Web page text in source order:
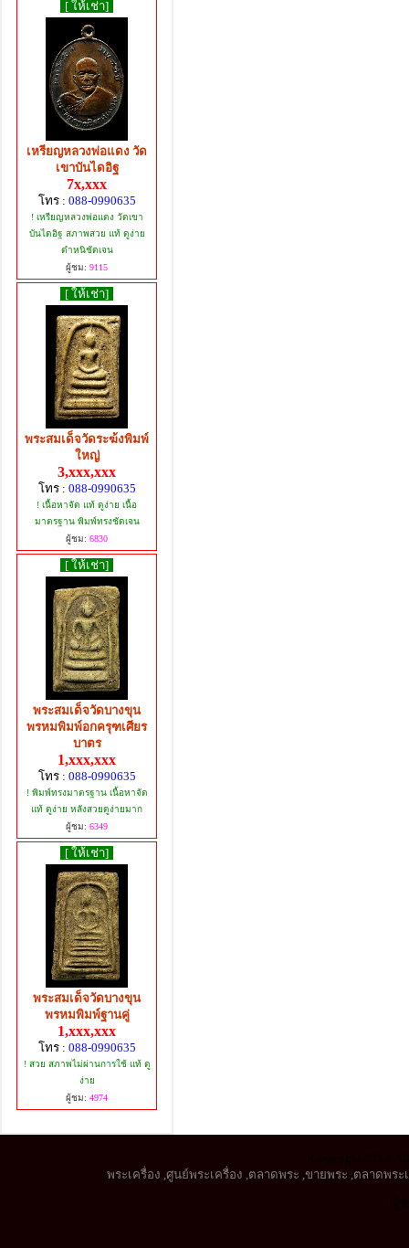
[ ให้เช่า]
เหรียญหลวงพ่อแดง วัด
เขาบันไดอิฐ
7x,xxx
โทร : 088-0990635
! เหรียญหลวงพ่อแดง วัดเขา
บันไดอิฐ สภาพสวย แท้ ดูง่าย
ตำหนิชัดเจน
ผู้ชม: 9115
[ ให้เช่า]
พระสมเด็จวัดระฆ้งพิมพ์
ใหญ่
3,xxx,xxx
โทร : 088-0990635
! เนื้อหาจัด แท้ ดูง่าย เนื้อ
มาตรฐาน พิมพ์ทรงชัดเจน
ผู้ชม: 6830
[ ให้เช่า]
พระสมเด็จวัดบางขุน
พรหมพิมพ์อกครุฑเศียร
บาตร
1,xxx,xxx
โทร : 088-0990635
! พิมพ์ทรงมาตรฐาน เนื้อหาจัด
แท้ ดูง่าย หลังสวยดูง่ายมาก
ผู้ชม: 6349
[ ให้เช่า]
พระสมเด็จวัดบางขุน
พรหมพิมพ์ฐานคู่
1,xxx,xxx
โทร : 088-0990635
! สวย สภาพไม่ผ่านการใช้ แท้ ดู
ง่าย
ผู้ชม: 4974
พระเครื่อง ,ศูนย์พระเครื่อง ,ตลาดพระ ,ขายพระ ,ตลาดพระ